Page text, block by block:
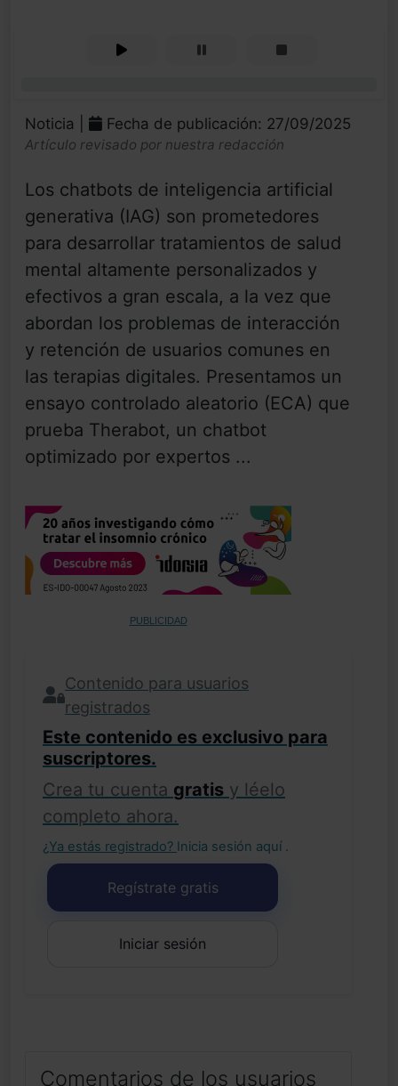
Noticia | Fecha de publicación: 27/09/2025
Artículo revisado por nuestra redacción
Los chatbots de inteligencia artificial
generativa (IAG) son prometedores
para desarrollar tratamientos de salud
mental altamente personalizados y
efectivos a gran escala, a la vez que
abordan los problemas de interacción
y retención de usuarios comunes en
las terapias digitales. Presentamos un
ensayo controlado aleatorio (ECA) que
prueba Therabot, un chatbot
optimizado por expertos ...
PUBLICIDAD
Contenido para usuarios
registrados
Este contenido es exclusivo para
suscriptores.
Crea tu cuenta gratis y léelo
completo ahora.
¿Ya estás registrado? Inicia sesión aquí .
Regístrate gratis
Iniciar sesión
Comentarios de los usuarios